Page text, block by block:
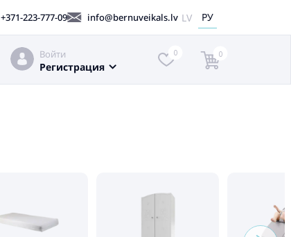
+371-223-777-09 info@bernuveikals.lv LV РУ
Войти
Регистрация
0 0